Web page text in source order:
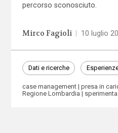
percorso sconosciuto.
Mirco Fagioli 10 luglio
Dati e ricerche
case management presa in
Regione Lombardia